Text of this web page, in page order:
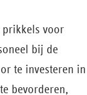
prikkels voor
bij de
te investeren in
bevorderen,